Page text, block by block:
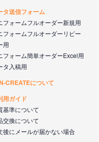
タ送信フォーム
フォームフルオーダー新規用
フォームフルオーダーリピー
用
フォーム簡単オーダーExcel用
タ入稿用
CREATEについて
用ガイド
基準について
交換について
後にメールが届かない場合